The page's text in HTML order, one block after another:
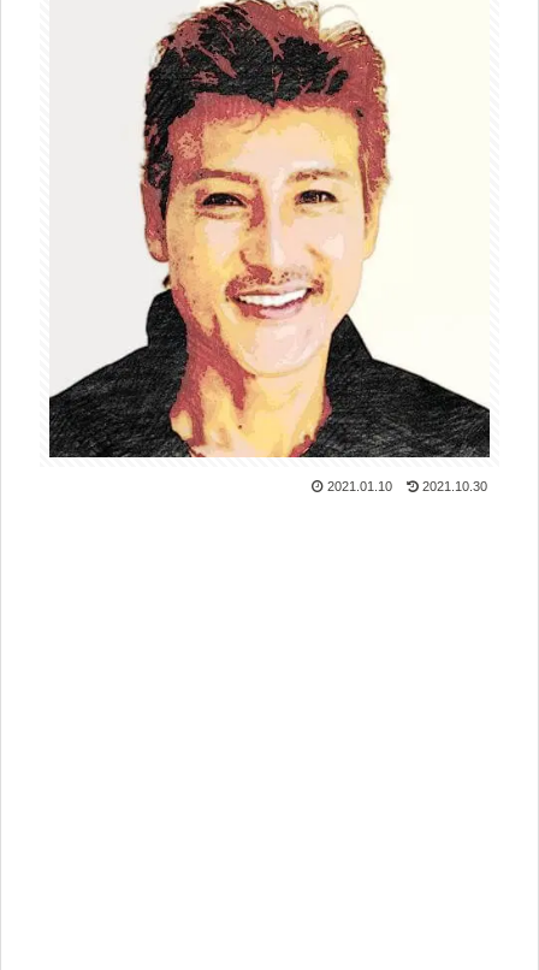
2021.01.10 2021.10.30